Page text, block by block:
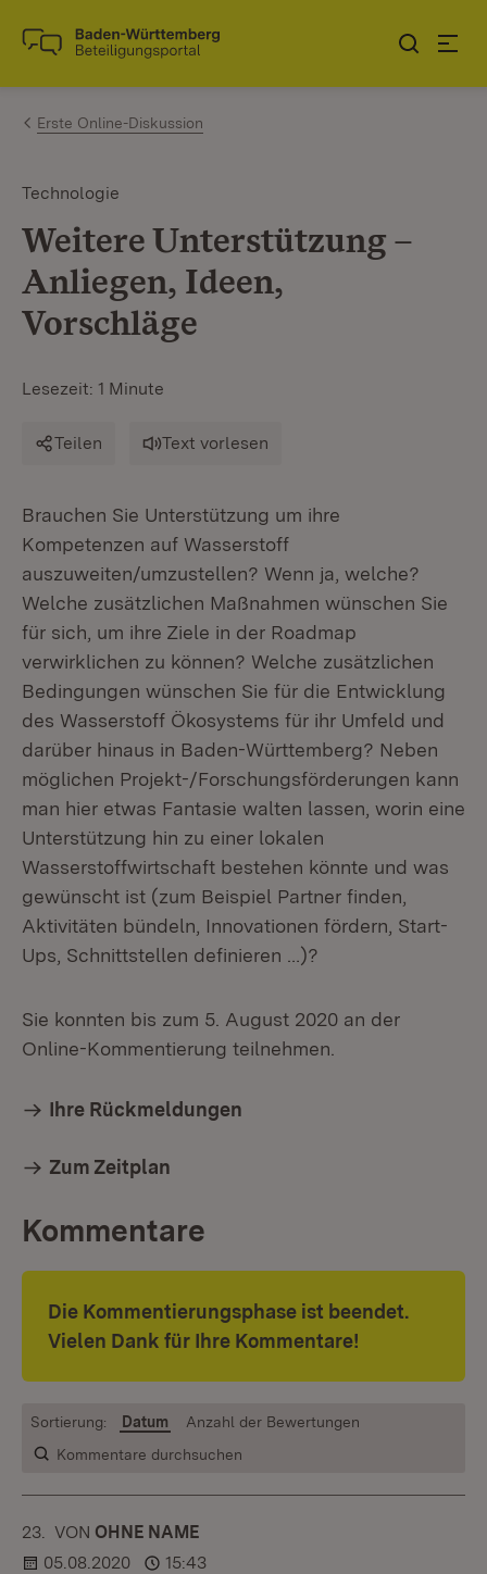
Zum Inhalt springen
Link zur Startseite
Erste Online-Diskussion
Technologie
Weitere Unterstützung –
Anliegen, Ideen,
Vorschläge
Lesezeit: 1 Minute
Teilen Text vorlesen
Brauchen Sie Unterstützung um ihre
Kompetenzen auf Wasserstoff
auszuweiten/umzustellen? Wenn ja, welche?
Welche zusätzlichen Maßnahmen wünschen Sie
für sich, um ihre Ziele in der Roadmap
verwirklichen zu können? Welche zusätzlichen
Bedingungen wünschen Sie für die Entwicklung
des Wasserstoff Ökosystems für ihr Umfeld und
darüber hinaus in Baden-Württemberg? Neben
möglichen Projekt-/Forschungsförderungen kann
man hier etwas Fantasie walten lassen, worin eine
Unterstützung hin zu einer lokalen
Wasserstoffwirtschaft bestehen könnte und was
gewünscht ist (zum Beispiel Partner finden,
Aktivitäten bündeln, Innovationen fördern, Start-
Ups, Schnittstellen definieren …)?
Sie konnten bis zum 5. August 2020 an der
Online-Kommentierung teilnehmen.
Ihre Rückmeldungen
Zum Zeitplan
Kommentare
Die Kommentierungsphase ist beendet.
Vielen Dank für Ihre Kommentare!
Kommentare durchsuchen
Sortierung: Datum Anzahl der Bewertungen
23. KOMMENTAR
VON :OHNE NAME
05.08.2020
15:43